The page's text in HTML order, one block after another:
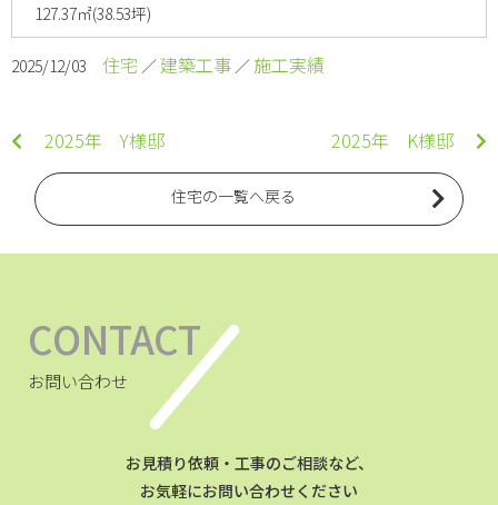
127.37㎡(38.53坪)
2025/12/03 住宅 ／建築工事 ／施工実績
2025年 Y様邸 2025年 K様邸
住宅の一覧へ戻る
CONTACT
お問い合わせ
お見積り依頼・工事のご相談など、
お気軽にお問い合わせください